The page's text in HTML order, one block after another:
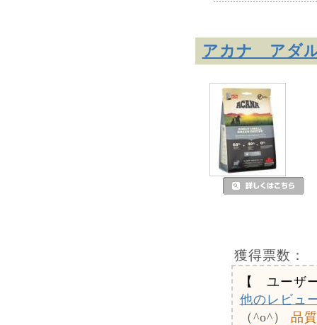
アカナ アダ
獲得票数：
【 ユーザ
他のレビュ
（^o^）
品